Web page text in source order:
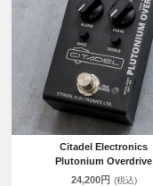
Citadel Electronics
Plutonium Overdrive
24,200円 (税込)